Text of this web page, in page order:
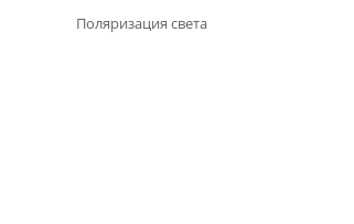
Поляризация света